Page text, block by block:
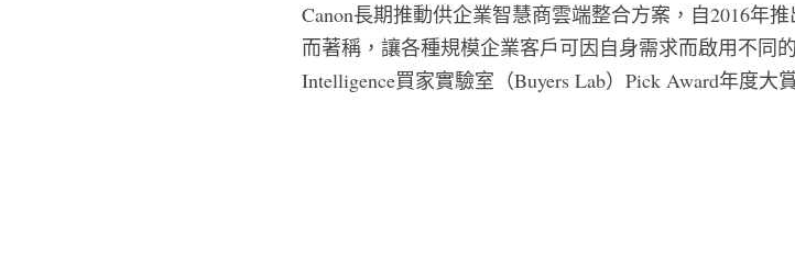
Canon長期推動供企業智慧商雲端整合方案，自2016年
而著稱，讓各種規模企業客戶可因自身需求而啟用不同
Intelligence買家實驗室（Buyers Lab）Pick Award年度大